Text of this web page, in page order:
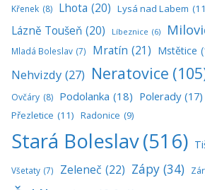
Křenek (8) Lhota (20) Lysá nad Labem
Lázně Toušeň (20) Líbeznice (6)
Mladá Boleslav (7) Mratín (21) Mstětice
Nehvizdy (27) Neratovice
Ovčáry (8) Podolanka (18) Polerady (17)
Přezletice (11) Radonice (9)
Stará Boleslav(516)
Všetaty (7) Zeleneč (22) Zápy (34)